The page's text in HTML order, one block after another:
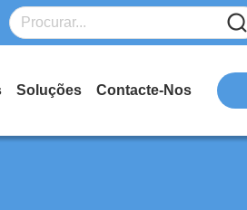
Soluções Contacte-Nos